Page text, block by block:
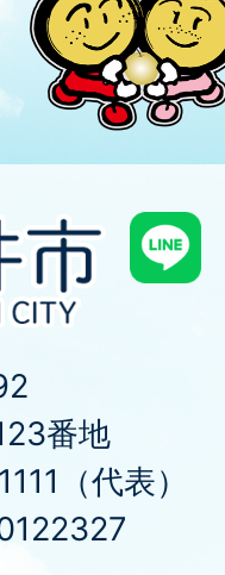
番地
（代表）